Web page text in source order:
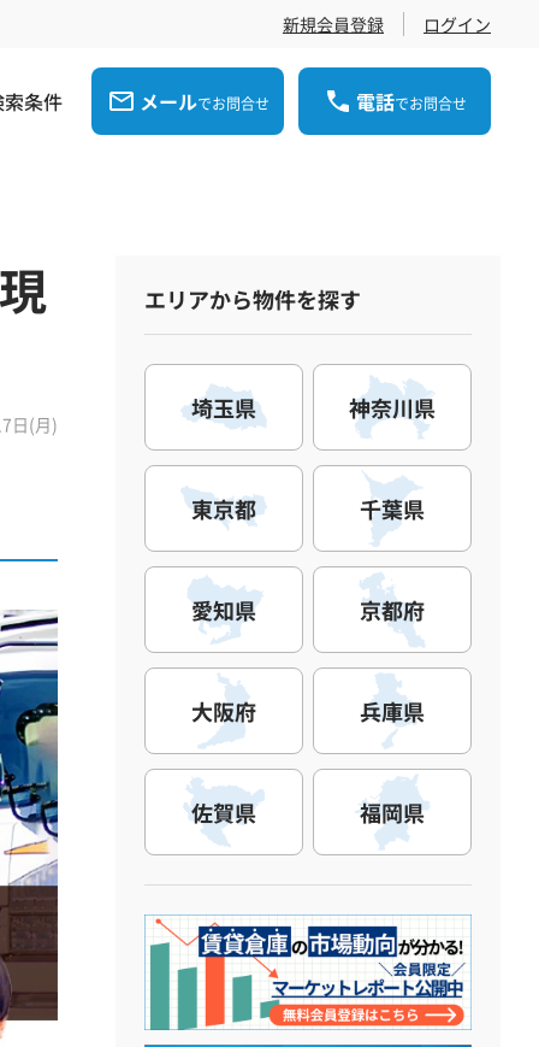
新規会員登録 ログイン
条件 メールでお問合せ 電話でお問合せ
日(月)
エリアから物件を探す
埼玉県 神奈川県
東京都 千葉県
愛知県 京都府
大阪府 兵庫県
佐賀県 福岡県